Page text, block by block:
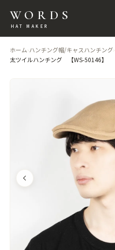
WORDS
HAT MAKER
ホーム›ハンチング帽/キャスハンチング›
太ツイルハンチング 【WS-50146】